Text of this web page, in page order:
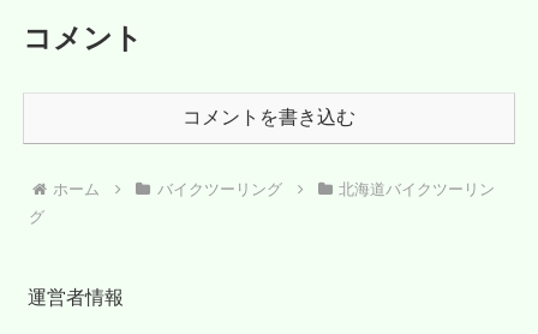
コメント
コメントを書き込む
ホーム バイクツーリング
北海道バイクツーリン
グ
運営者情報